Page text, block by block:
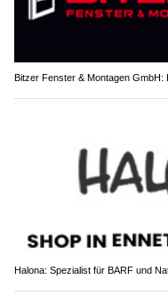
Bitzer Fenster & Montagen
Halona: Spezialist für BARF und